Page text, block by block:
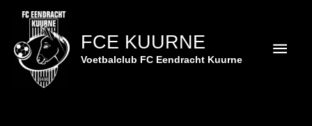
inhoud
FCE KUURNE
Voetbalclub FC Eendracht Kuurne